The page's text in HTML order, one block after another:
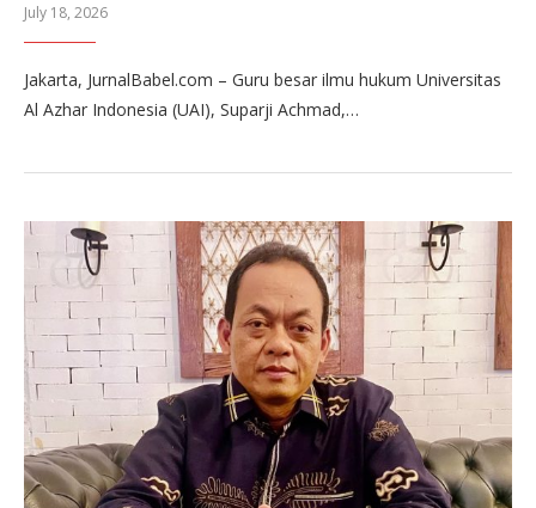
July 18, 2026
Jakarta, JurnalBabel.com – Guru besar ilmu hukum Universitas
Al Azhar Indonesia (UAI), Suparji Achmad,…